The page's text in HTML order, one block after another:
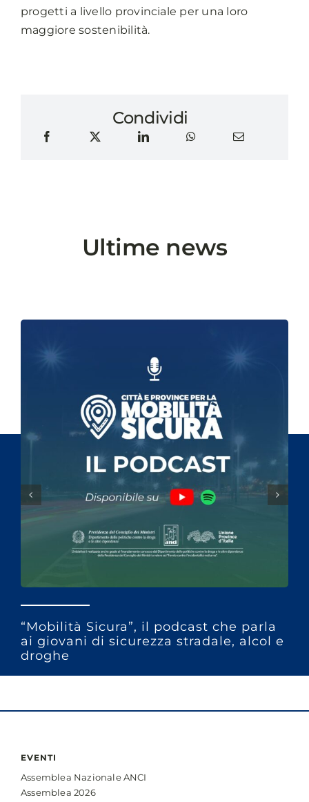
progetti a livello provinciale per una loro
maggiore sostenibilità.
Condividi
Ultime news
“Mobilità Sicura”, il podcast che parla
ai giovani di sicurezza stradale, alcol e
droghe
EVENTI
Assemblea Nazionale ANCI
Assemblea 2026